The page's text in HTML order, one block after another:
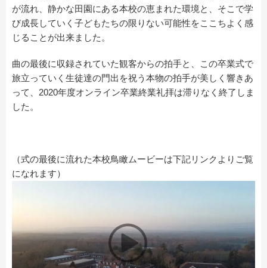
が流れ、静かな田園にある本校の恵まれた環境と、そこで学
び成長していく子どもたちの限りない可能性をここちよく感
じることが出来ました。
曲の最後に収録されていた観客からの拍手と、この卒業式で
旅立っていく生徒達の門出を祝う本物の拍手が美しく響きあ
って、2020年度オンライン卒業終業礼拝は滞りなく終了しま
した。
（式の最後に流れた本校鳥瞰ムービーは下記リンクよりご覧
になれます）